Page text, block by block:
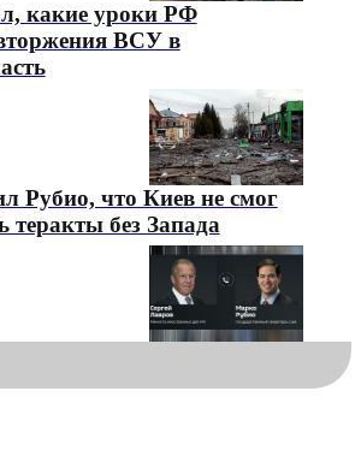
какие уроки РФ
ВСУ в
Рубио, что Киев не смог
теракты без Запада